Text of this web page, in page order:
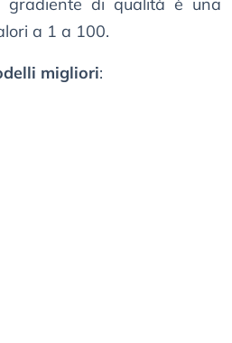
di qualità è una
a 1 a 100.
migliori: